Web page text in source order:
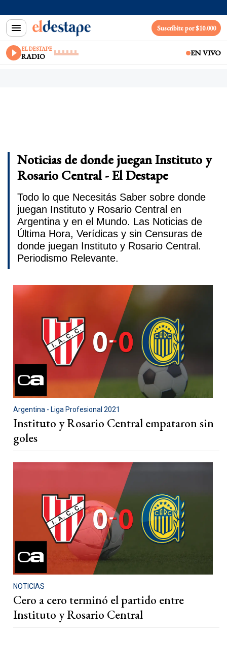
Suscribite por $10.000
EL DESTAPE
RADIO EN VIVO
Noticias de donde juegan Instituto y
Rosario Central - El Destape
Todo lo que Necesitás Saber sobre donde
juegan Instituto y Rosario Central en
Argentina y en el Mundo. Las Noticias de
Última Hora, Verídicas y sin Censuras de
donde juegan Instituto y Rosario Central.
Periodismo Relevante.
Argentina - Liga Profesional 2021
Instituto y Rosario Central empataron sin
goles
NOTICIAS
Cero a cero terminó el partido entre
Instituto y Rosario Central